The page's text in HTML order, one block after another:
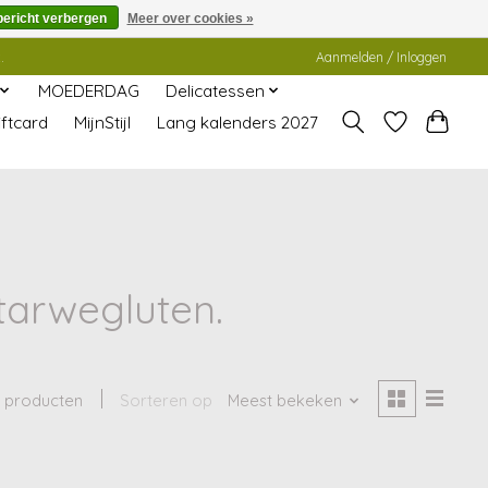
Aanmelden / Inloggen
MOEDERDAG
Delicatessen
MijnStijl
Lang kalenders 2027
producten Sorteren op Meest bekeken
verbergen Meer over cookies »